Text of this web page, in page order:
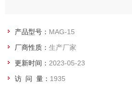
产品型号： MAG-15
厂商性质： 生产厂家
更新时间： 2023-05-23
访 问 量： 1935